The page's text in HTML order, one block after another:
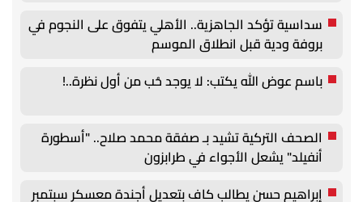
سداسية تؤكد الجاهزية.. الأهلي يتفوق على النجوم في
بروفة ودية قبل انطلاق الموسم
باسم عوض الله يكتب: لا يوجد حُب من أول نظرة..!
الصحف التركية تشيد بـ صفقة محمد صلاح.. "أسطورة
أنفيلد" يشعل الأجواء في طرابزون
إبراهيم حسن يطالب كاف بتعديل أجندة معسكر سبتمبر